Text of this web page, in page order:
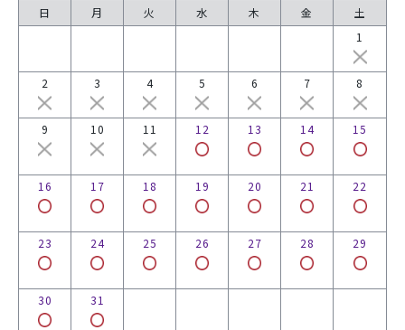
日 月 火 水 木 金
土
1
2 3 4 5 6 7 8
9 10 11 12 13 14 15
16 17 18 19 20 21 22
23 24 25 26 27 28 29
30 31